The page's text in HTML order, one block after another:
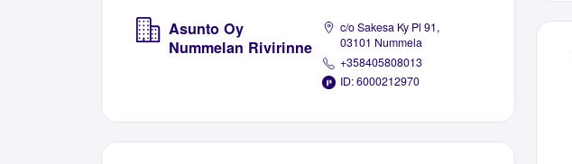
Asunto Oy
Nummelan Rivirinne
c/o Sakesa Ky Pl 91,
03101 Nummela
+358405808013
ID: 6000212970